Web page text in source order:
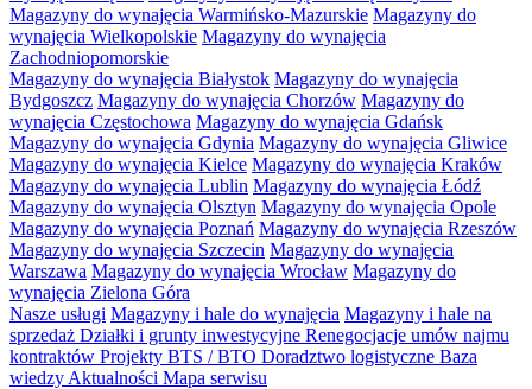
Magazyny do wynajęcia Warmińsko-Mazurskie Magazyny do
wynajęcia Wielkopolskie Magazyny do wynajęcia
Zachodniopomorskie
Magazyny do wynajęcia Białystok Magazyny do wynajęcia
Bydgoszcz Magazyny do wynajęcia Chorzów Magazyny do
wynajęcia Częstochowa Magazyny do wynajęcia Gdańsk
Magazyny do wynajęcia Gdynia Magazyny do wynajęcia Gliwice
Magazyny do wynajęcia Kielce Magazyny do wynajęcia Kraków
Magazyny do wynajęcia Lublin Magazyny do wynajęcia Łódź
Magazyny do wynajęcia Olsztyn Magazyny do wynajęcia Opole
Magazyny do wynajęcia Poznań Magazyny do wynajęcia Rzeszów
Magazyny do wynajęcia Szczecin Magazyny do wynajęcia
Warszawa Magazyny do wynajęcia Wrocław Magazyny do
wynajęcia Zielona Góra
Nasze usługi Magazyny i hale do wynajęcia Magazyny i hale na
sprzedaż Działki i grunty inwestycyjne Renegocjacje umów najmu
kontraktów Projekty BTS / BTO Doradztwo logistyczne Baza
wiedzy Aktualności Mapa serwisu